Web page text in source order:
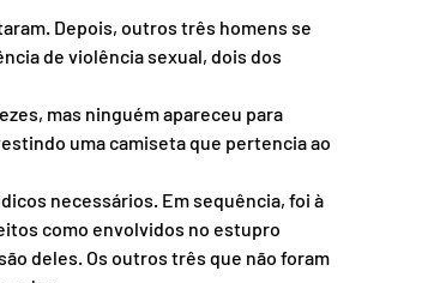
Depois, outros três homens se
de violência sexual, dois dos
mas ninguém apareceu para
uma camiseta que pertencia ao
necessários. Em sequência, foi à
como envolvidos no estupro
deles. Os outros três que não foram